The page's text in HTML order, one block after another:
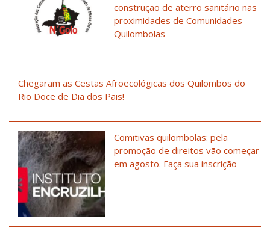
construção de aterro sanitário nas
proximidades de Comunidades
Quilombolas
Chegaram as Cestas Afroecológicas dos Quilombos do
Rio Doce de Dia dos Pais!
Comitivas quilombolas: pela
promoção de direitos vão começar
em agosto. Faça sua inscrição